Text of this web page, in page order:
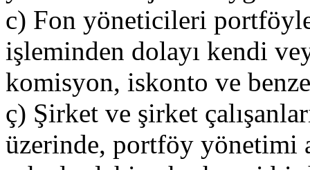
c) Fon yöneticileri
işleminden dolayı kendi
komisyon, iskonto ve
ç) Şirket ve şirket
üzerinde, portföy yönetimi